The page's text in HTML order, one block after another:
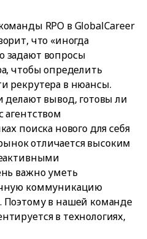
RPO в GlobalCareer
что «иногда
задают вопросы
чтобы определить
рекрутера в нюансы.
делают вывод, готовы ли
агентством
поиска нового для себя
отличается высоким
важно уметь
коммуникацию
в нашей команде
в технологиях,